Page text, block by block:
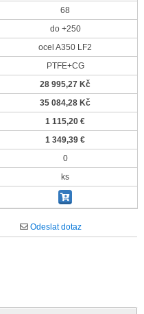
68
do +250
ocel A350 LF2
PTFE+CG
28 995,27 Kč
35 084,28 Kč
1 115,20 €
1 349,39 €
0
ks
Odeslat dotaz